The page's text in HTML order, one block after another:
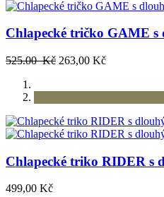
Chlapecké tričko GAME
525.00 Kč 263,00 Kč
Chlapecké triko RIDER s
499,00 Kč